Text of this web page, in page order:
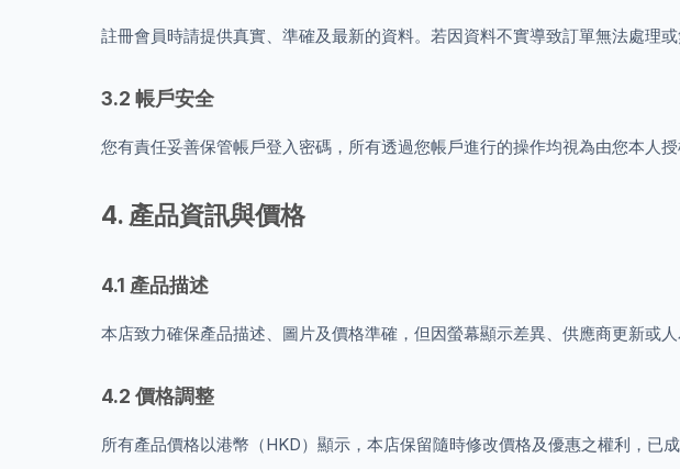
註冊會員時請提供真實、準確及最新的資料。若因資料不實導致訂單無法處理或
3.2 帳戶安全
您有責任妥善保管帳戶登入密碼，所有透過您帳戶進行的操作均視為由您本人
4. 產品資訊與價格
4.1 產品描述
本店致力確保產品描述、圖片及價格準確，但因螢幕顯示差異、供應商更新或
4.2 價格調整
所有產品價格以港幣（HKD）顯示，本店保留隨時修改價格及優惠之權利，已